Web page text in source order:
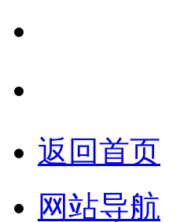
返回首页
网站导航